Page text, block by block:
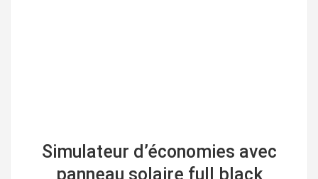
Simulateur d’économies avec
panneau solaire full black